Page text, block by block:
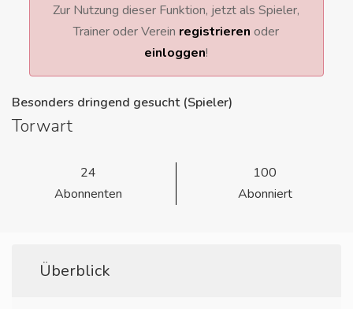
Zur Nutzung dieser Funktion, jetzt als Spieler,
Trainer oder Verein registrieren oder
einloggen!
Besonders dringend gesucht (Spieler)
Torwart
24
Abonnenten
100
Abonniert
Überblick